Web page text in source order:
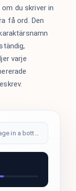
du skriver in
få ord. Den
varje
A lighthouse keeper finds a message in a bottle...